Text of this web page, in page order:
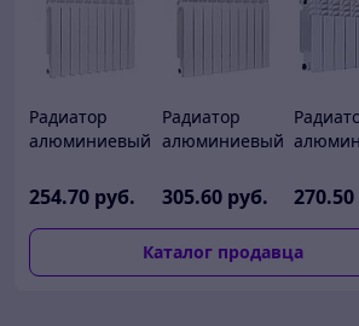
Радиатор
алюминиевый
Hidravlika
Ostrava S80 - 1
секц.
254.70 руб.
Радиатор
алюминиевый
Hidravlika
Ostrava S100 -
1 секц.
305.60 руб.
1 секц.
270.50
Каталог продавца